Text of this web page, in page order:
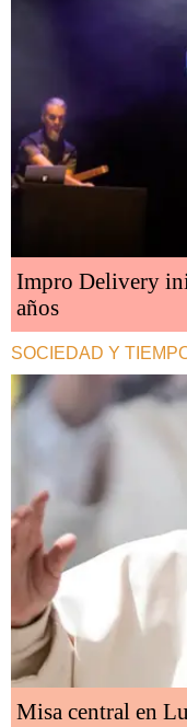
Impro Delivery
años
SOCIEDAD Y
Misa central en